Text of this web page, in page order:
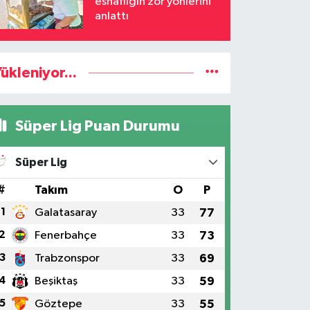
anlattı
Süper Lig Puan Durumu
Süper Lig
Takım O P
1 Galatasaray 33 77
Fenerbahçe 33 73
3 Trabzonspor 33 69
Beşiktaş 33 59
5 Göztepe 33 55